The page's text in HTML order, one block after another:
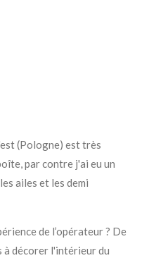
(Pologne) est très
par contre j'ai eu un
ailes et les demi
de l’opérateur ? De
à décorer l'intérieur du